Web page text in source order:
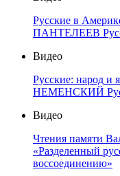
Русские в
ПАНТЕЛЕЕВ
Видео
Русские: народ
НЕМЕНСКИЙ
Видео
Чтения памяти
«Разделенный
воссоединению»